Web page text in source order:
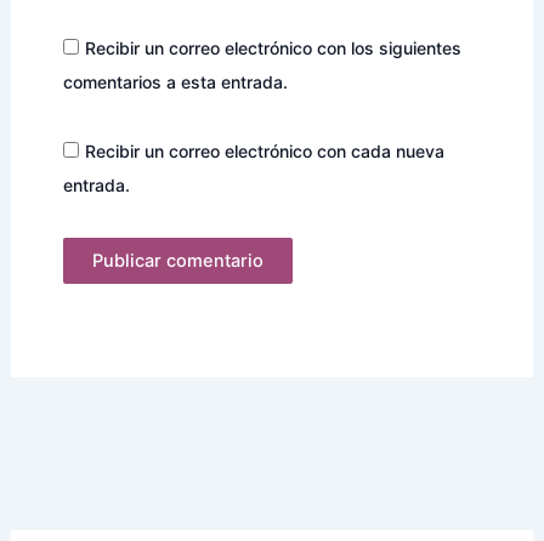
Recibir un correo electrónico con los siguientes
comentarios a esta entrada.
Recibir un correo electrónico con cada nueva
entrada.